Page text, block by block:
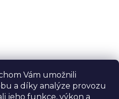
Vám umožnili
a díky analýze provozu
jeho funkce, výkon a